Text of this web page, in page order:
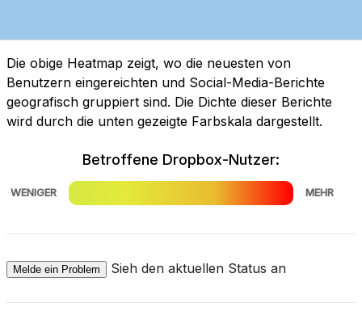
Die obige Heatmap zeigt, wo die neuesten von
Benutzern eingereichten und Social-Media-Berichte
geografisch gruppiert sind. Die Dichte dieser Berichte
wird durch die unten gezeigte Farbskala dargestellt.
Betroffene Dropbox-Nutzer:
WENIGER MEHR
Melde ein Problem Sieh den aktuellen Status an